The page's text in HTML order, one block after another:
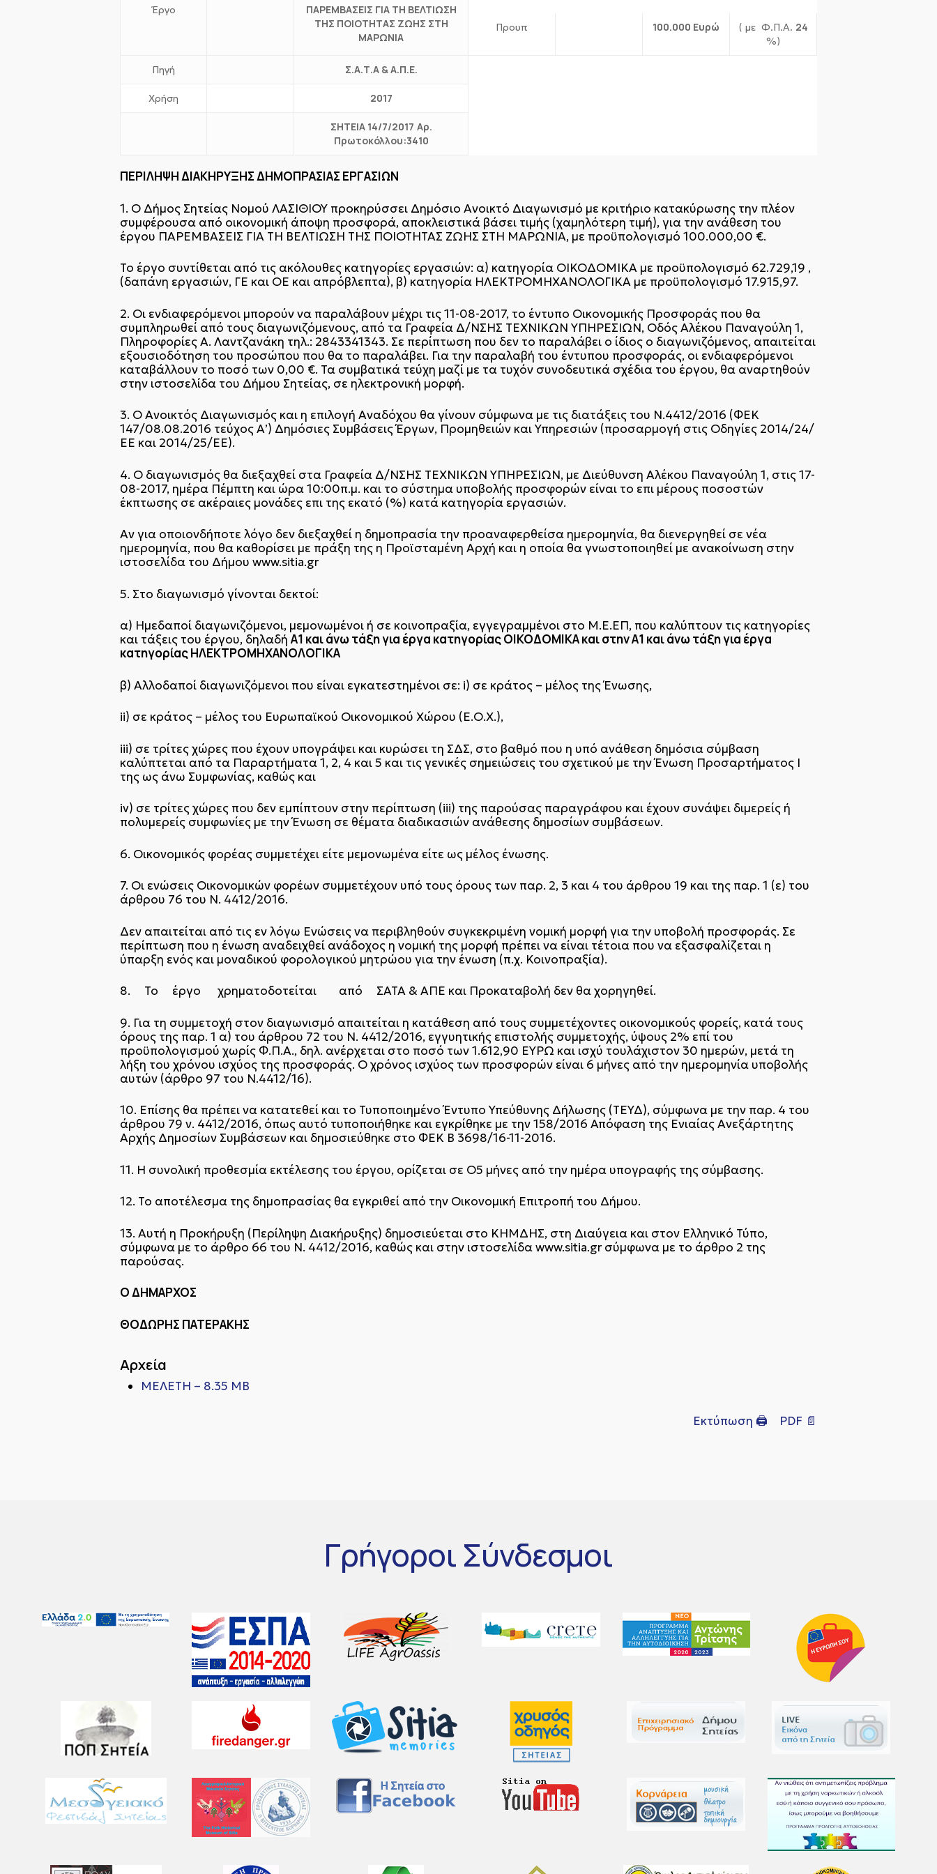
Έργο
ΠΑΡΕΜΒΑΣΕΙΣ ΓΙΑ ΤΗ ΒΕΛΤΙΩΣΗ
ΤΗΣ ΠΟΙΟΤΗΤΑΣ ΖΩΗΣ ΣΤΗ
ΜΑΡΩΝΙΑ
Προυπ 100.000 Ευρώ ( με Φ.Π.Α. 24
%)
Πηγή Σ.Α.Τ.Α & Α.Π.Ε.
Χρήση 2017
ΣΗΤΕΙΑ 14/7/2017 Αρ.
Πρωτοκόλλου:3410
ΠΕΡΙΛΗΨΗ ΔΙΑΚΗΡΥΞΗΣ ΔΗΜΟΠΡΑΣΙΑΣ ΕΡΓΑΣΙΩΝ
1. Ο Δήμος Σητείας Νομού ΛΑΣΙΘΙΟΥ προκηρύσσει Δημόσιο Ανοικτό Διαγωνισμό με κριτήριο κατακύρωσης την πλέον
συμφέρουσα από οικονομική άποψη προσφορά, αποκλειστικά βάσει τιμής (χαμηλότερη τιμή), για την ανάθεση του
έργου ΠΑΡΕΜΒΑΣΕΙΣ ΓΙΑ ΤΗ ΒΕΛΤΙΩΣΗ ΤΗΣ ΠΟΙΟΤΗΤΑΣ ΖΩΗΣ ΣΤΗ ΜΑΡΩΝΙΑ, με προϋπολογισμό 100.000,00 €.
Το έργο συντίθεται από τις ακόλουθες κατηγορίες εργασιών: α) κατηγορία ΟΙΚΟΔΟΜΙΚΑ με προϋπολογισμό 62.729,19 ,
(δαπάνη εργασιών, ΓΕ και ΟΕ και απρόβλεπτα), β) κατηγορία ΗΛΕΚΤΡΟΜΗΧΑΝΟΛΟΓΙΚΑ με προϋπολογισμό 17.915,97.
2. Οι ενδιαφερόμενοι μπορούν να παραλάβουν μέχρι τις 11-08-2017, το έντυπο Οικονομικής Προσφοράς που θα
συμπληρωθεί από τους διαγωνιζόμενους, από τα Γραφεία Δ/ΝΣΗΣ ΤΕΧΝΙΚΩΝ ΥΠΗΡΕΣΙΩΝ, Οδός Αλέκου Παναγούλη 1,
Πληροφορίες Α. Λαντζανάκη τηλ.: 2843341343. Σε περίπτωση που δεν το παραλάβει ο ίδιος ο διαγωνιζόμενος, απαιτείται
εξουσιοδότηση του προσώπου που θα το παραλάβει. Για την παραλαβή του έντυπου προσφοράς, οι ενδιαφερόμενοι
καταβάλλουν το ποσό των 0,00 €. Τα συμβατικά τεύχη μαζί με τα τυχόν συνοδευτικά σχέδια του έργου, θα αναρτηθούν
στην ιστοσελίδα του Δήμου Σητείας, σε ηλεκτρονική μορφή.
3. Ο Ανοικτός Διαγωνισμός και η επιλογή Αναδόχου θα γίνουν σύμφωνα με τις διατάξεις του Ν.4412/2016 (ΦΕΚ
147/08.08.2016 τεύχος Α’) Δημόσιες Συμβάσεις Έργων, Προμηθειών και Υπηρεσιών (προσαρμογή στις Οδηγίες 2014/24/
ΕΕ και 2014/25/ΕΕ).
4. Ο διαγωνισμός θα διεξαχθεί στα Γραφεία Δ/ΝΣΗΣ ΤΕΧΝΙΚΩΝ ΥΠΗΡΕΣΙΩΝ, με Διεύθυνση Αλέκου Παναγούλη 1, στις 17-
08-2017, ημέρα Πέμπτη και ώρα 10:00π.μ. και το σύστημα υποβολής προσφορών είναι το επι μέρους ποσοστών
έκπτωσης σε ακέραιες μονάδες επι της εκατό (%) κατά κατηγορία εργασιών.
Αν για οποιονδήποτε λόγο δεν διεξαχθεί η δημοπρασία την προαναφερθείσα ημερομηνία, θα διενεργηθεί σε νέα
ημερομηνία, που θα καθορίσει με πράξη της η Προϊσταμένη Αρχή και η οποία θα γνωστοποιηθεί με ανακοίνωση στην
ιστοσελίδα του Δήμου www.sitia.gr
5. Στο διαγωνισμό γίνονται δεκτοί:
α) Ημεδαποί διαγωνιζόμενοι, μεμονωμένοι ή σε κοινοπραξία, εγγεγραμμένοι στο Μ.Ε.ΕΠ, που καλύπτουν τις κατηγορίες
και τάξεις του έργου, δηλαδή Α1 και άνω τάξη για έργα κατηγορίας ΟΙΚΟΔΟΜΙΚΑ και στην Α1 και άνω τάξη για έργα
κατηγορίας ΗΛΕΚΤΡΟΜΗΧΑΝΟΛΟΓΙΚΑ
β) Αλλοδαποί διαγωνιζόμενοι που είναι εγκατεστημένοι σε: i) σε κράτος – μέλος της Ένωσης,
ii) σε κράτος – μέλος του Ευρωπαϊκού Οικονομικού Χώρου (Ε.Ο.Χ.),
iii) σε τρίτες χώρες που έχουν υπογράψει και κυρώσει τη ΣΔΣ, στο βαθμό που η υπό ανάθεση δημόσια σύμβαση
καλύπτεται από τα Παραρτήματα 1, 2, 4 και 5 και τις γενικές σημειώσεις του σχετικού με την Ένωση Προσαρτήματος I
της ως άνω Συμφωνίας, καθώς και
iv) σε τρίτες χώρες που δεν εμπίπτουν στην περίπτωση (iii) της παρούσας παραγράφου και έχουν συνάψει διμερείς ή
πολυμερείς συμφωνίες με την Ένωση σε θέματα διαδικασιών ανάθεσης δημοσίων συμβάσεων.
6. Οικονομικός φορέας συμμετέχει είτε μεμονωμένα είτε ως μέλος ένωσης.
7. Οι ενώσεις Οικονομικών φορέων συμμετέχουν υπό τους όρους των παρ. 2, 3 και 4 του άρθρου 19 και της παρ. 1 (ε) του
άρθρου 76 του Ν. 4412/2016.
Δεν απαιτείται από τις εν λόγω Ενώσεις να περιβληθούν συγκεκριμένη νομική μορφή για την υποβολή προσφοράς. Σε
περίπτωση που η ένωση αναδειχθεί ανάδοχος η νομική της μορφή πρέπει να είναι τέτοια που να εξασφαλίζεται η
ύπαρξη ενός και μοναδικού φορολογικού μητρώου για την ένωση (π.χ. Κοινοπραξία).
8. Το έργο χρηματοδοτείται από ΣΑΤΑ & ΑΠΕ και Προκαταβολή δεν θα χορηγηθεί.
9. Για τη συμμετοχή στον διαγωνισμό απαιτείται η κατάθεση από τους συμμετέχοντες οικονομικούς φορείς, κατά τους
όρους της παρ. 1 α) του άρθρου 72 του Ν. 4412/2016, εγγυητικής επιστολής συμμετοχής, ύψους 2% επί του
προϋπολογισμού χωρίς Φ.Π.Α., δηλ. ανέρχεται στο ποσό των 1.612,90 ΕΥΡΩ και ισχύ τουλάχιστον 30 ημερών, μετά τη
λήξη του χρόνου ισχύος της προσφοράς. Ο χρόνος ισχύος των προσφορών είναι 6 μήνες από την ημερομηνία υποβολής
αυτών (άρθρο 97 του Ν.4412/16).
10. Επίσης θα πρέπει να κατατεθεί και το Τυποποιημένο Έντυπο Υπεύθυνης Δήλωσης (ΤΕΥΔ), σύμφωνα με την παρ. 4 του
άρθρου 79 ν. 4412/2016, όπως αυτό τυποποιήθηκε και εγκρίθηκε με την 158/2016 Απόφαση της Ενιαίας Ανεξάρτητης
Αρχής Δημοσίων Συμβάσεων και δημοσιεύθηκε στο ΦΕΚ Β 3698/16-11-2016.
11. Η συνολική προθεσμία εκτέλεσης του έργου, ορίζεται σε Ο5 μήνες από την ημέρα υπογραφής της σύμβασης.
12. Το αποτέλεσμα της δημοπρασίας θα εγκριθεί από την Οικονομική Επιτροπή του Δήμου.
13. Αυτή η Προκήρυξη (Περίληψη Διακήρυξης) δημοσιεύεται στο ΚΗΜΔΗΣ, στη Διαύγεια και στον Ελληνικό Τύπο,
σύμφωνα με το άρθρο 66 του Ν. 4412/2016, καθώς και στην ιστοσελίδα www.sitia.gr σύμφωνα με το άρθρο 2 της
παρούσας.
Ο ΔΗΜΑΡΧΟΣ
ΘΟΔΩΡΗΣ ΠΑΤΕΡΑΚΗΣ
Αρχεία
ΜΕΛΕΤΗ – 8.35 MB
Εκτύπωση 🖨 PDF 📄
Γρήγοροι Σύνδεσμοι